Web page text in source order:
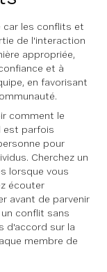
car les conflits et
de l'interaction
appropriée,
et à
en favorisant
comment le
est parfois
pour
Cherchez un
lorsque vous
écouter
avant de parvenir
un conflit sans
d'accord sur la
membre de